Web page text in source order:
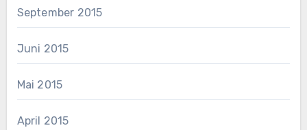
September 2015
Juni 2015
Mai 2015
April 2015